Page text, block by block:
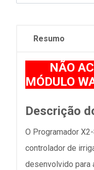
Resumo
NÃO
MÓDULO
Descrição
O Programador
controlador de
desenvolvido para